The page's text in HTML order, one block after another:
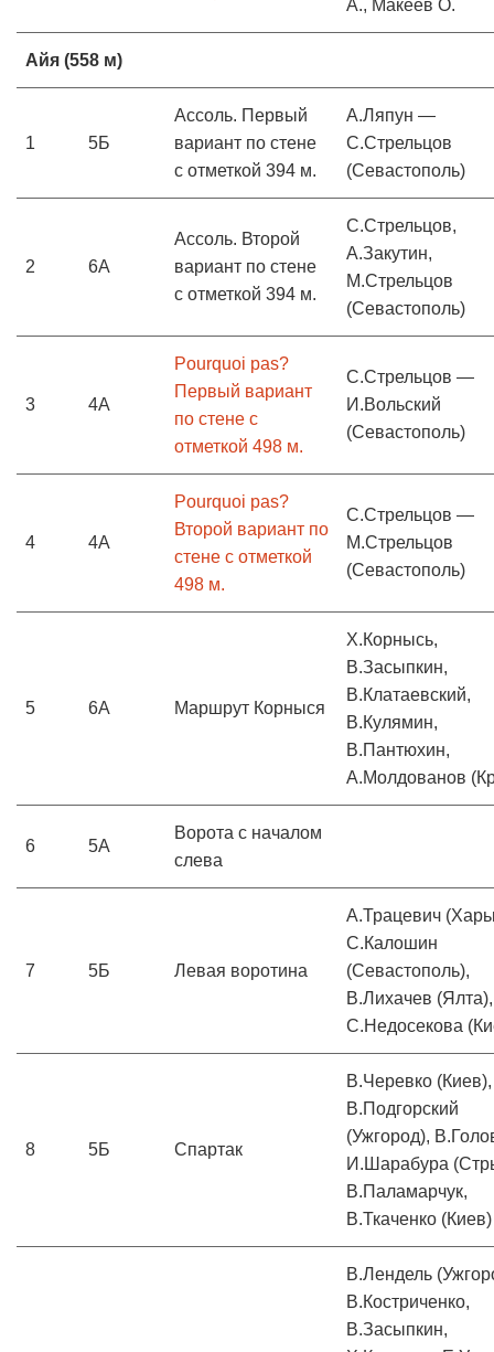
А., Макеев О.
Айя (558 м)
1 5Б
Ассоль. Первый
вариант по стене
с отметкой 394 м.
А.Ляпун —
С.Стрельцов
(Севастополь)
2 6А
Ассоль. Второй
вариант по стене
с отметкой 394 м.
С.Стрельцов,
А.Закутин,
М.Стрельцов
(Севастополь)
3 4A
Pourquoi pas?
Первый вариант
по стене с
отметкой 498 м.
С.Стрельцов —
И.Вольский
(Севастополь)
4 4A
Pourquoi pas?
Второй вариант по
стене с отметкой
498 м.
С.Стрельцов —
М.Стрельцов
(Севастополь)
5 6А Маршрут Корныся
Х.Корнысь,
В.Засыпкин,
В.Клатаевский,
В.Кулямин,
В.Пантюхин,
А.Молдованов
6 5А
Ворота с началом
слева
7 5Б Левая воротина
А.Трацевич
С.Калошин
(Севастополь),
В.Лихачев (Ялта),
С.Недосекова
8 5Б Спартак
В.Черевко (Киев),
В.Подгорский
(Ужгород),
И.Шарабура
В.Паламарчук,
В.Ткаченко (Киев)
В.Лендель
В.Костриченко,
В.Засыпкин,